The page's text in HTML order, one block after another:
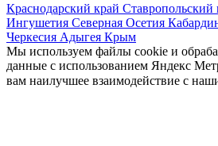
Краснодарский край Ставропольский
Ингушетия Северная Осетия
Черкесия Адыгея Крым
Мы используем файлы cookie и
данные с использованием Яндекс
вам наилучшее взаимодействие с